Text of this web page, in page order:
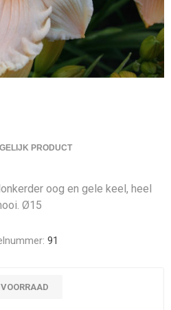
PRODUCT
oog en gele keel, heel
Ø15
91